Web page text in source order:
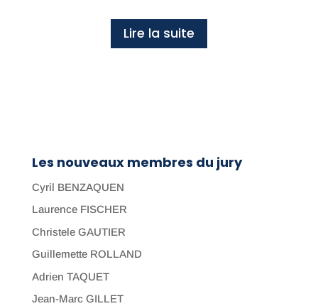
Lire la suite
Les nouveaux membres du jury
Cyril BENZAQUEN
Laurence FISCHER
Christele GAUTIER
Guillemette ROLLAND
Adrien TAQUET
Jean-Marc GILLET